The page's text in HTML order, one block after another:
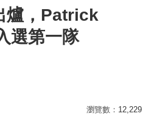
爐，Patrick
選第一隊
瀏覽數： 12,229